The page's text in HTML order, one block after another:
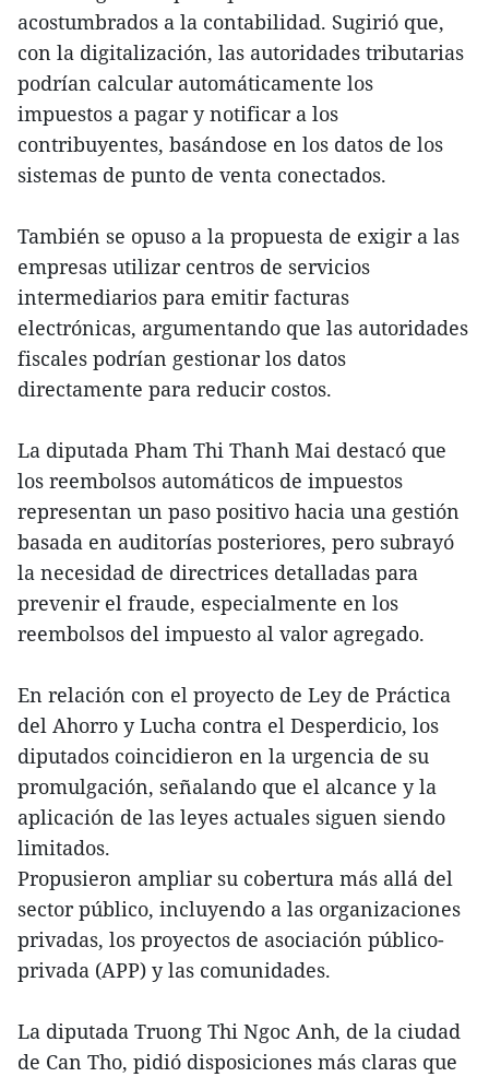
acostumbrados a la contabilidad. Sugirió que,
con la digitalización, las autoridades tributarias
podrían calcular automáticamente los
impuestos a pagar y notificar a los
contribuyentes, basándose en los datos de los
sistemas de punto de venta conectados.
También se opuso a la propuesta de exigir a las
empresas utilizar centros de servicios
intermediarios para emitir facturas
electrónicas, argumentando que las autoridades
fiscales podrían gestionar los datos
directamente para reducir costos.
La diputada Pham Thi Thanh Mai destacó que
los reembolsos automáticos de impuestos
representan un paso positivo hacia una gestión
basada en auditorías posteriores, pero subrayó
la necesidad de directrices detalladas para
prevenir el fraude, especialmente en los
reembolsos del impuesto al valor agregado.
En relación con el proyecto de Ley de Práctica
del Ahorro y Lucha contra el Desperdicio, los
diputados coincidieron en la urgencia de su
promulgación, señalando que el alcance y la
aplicación de las leyes actuales siguen siendo
limitados.
Propusieron ampliar su cobertura más allá del
sector público, incluyendo a las organizaciones
privadas, los proyectos de asociación público-
privada (APP) y las comunidades.
La diputada Truong Thi Ngoc Anh, de la ciudad
de Can Tho, pidió disposiciones más claras que